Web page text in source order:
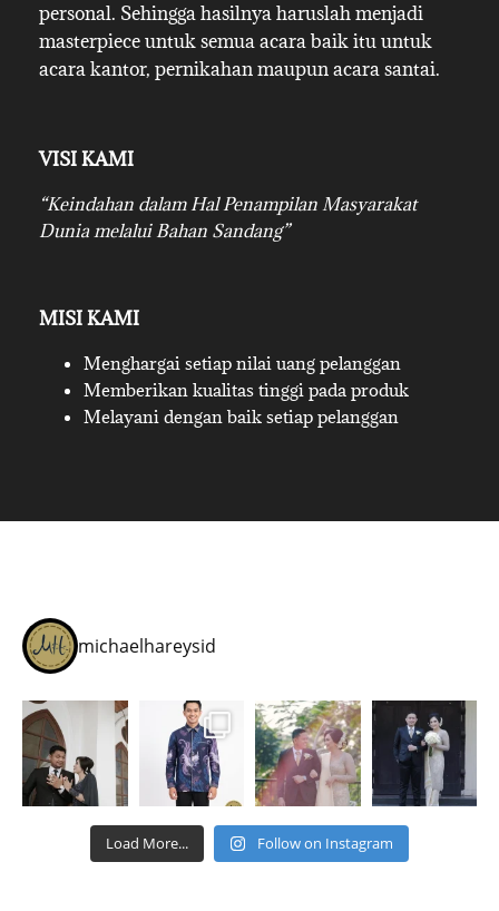
personal. Sehingga hasilnya haruslah menjadi
masterpiece untuk semua acara baik itu untuk
acara kantor, pernikahan maupun acara santai.
VISI KAMI
“Keindahan dalam Hal Penampilan Masyarakat
Dunia melalui Bahan Sandang”
MISI KAMI
Menghargai setiap nilai uang pelanggan
Memberikan kualitas tinggi pada produk
Melayani dengan baik setiap pelanggan
michaelhareysid
Load More... Follow on Instagram